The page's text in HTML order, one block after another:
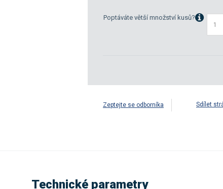
Poptáváte větší množství kusů?
Zeptejte se odborníka Sdílet
Technické parametry